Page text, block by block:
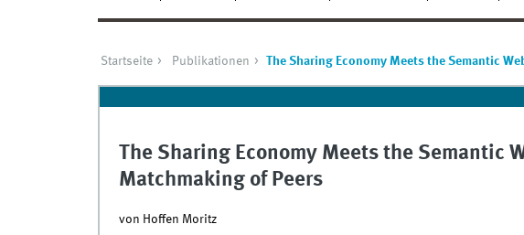
Startseite Publikationen The Sharing Economy Meets the Semantic
The Sharing Economy Meets the Semantic
Matchmaking of Peers
von Hoffen Moritz